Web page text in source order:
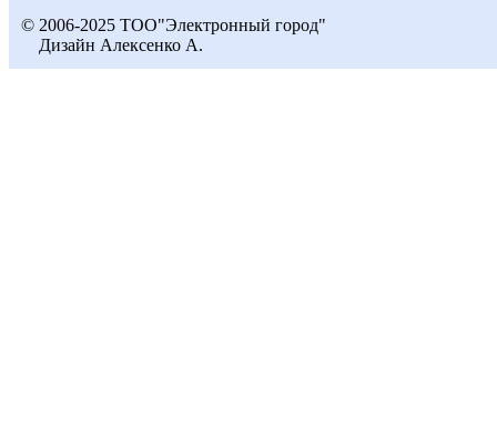
© 2006-2025 ТОО"Электронный город"
Дизайн Алексенко А.